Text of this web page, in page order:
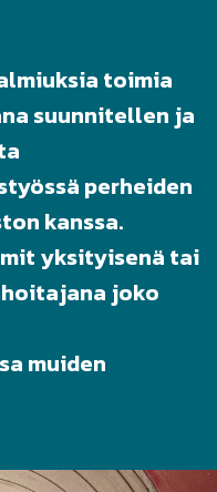
toimia
suunnitellen ja
perheiden
kanssa.
yksityisenä tai
joko
muiden